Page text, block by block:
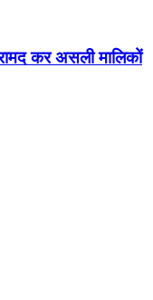
कर असली मालिकों